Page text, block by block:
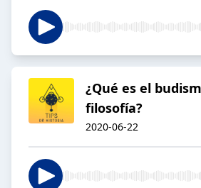
¿Qué es el
filosofía?
2020-06-22